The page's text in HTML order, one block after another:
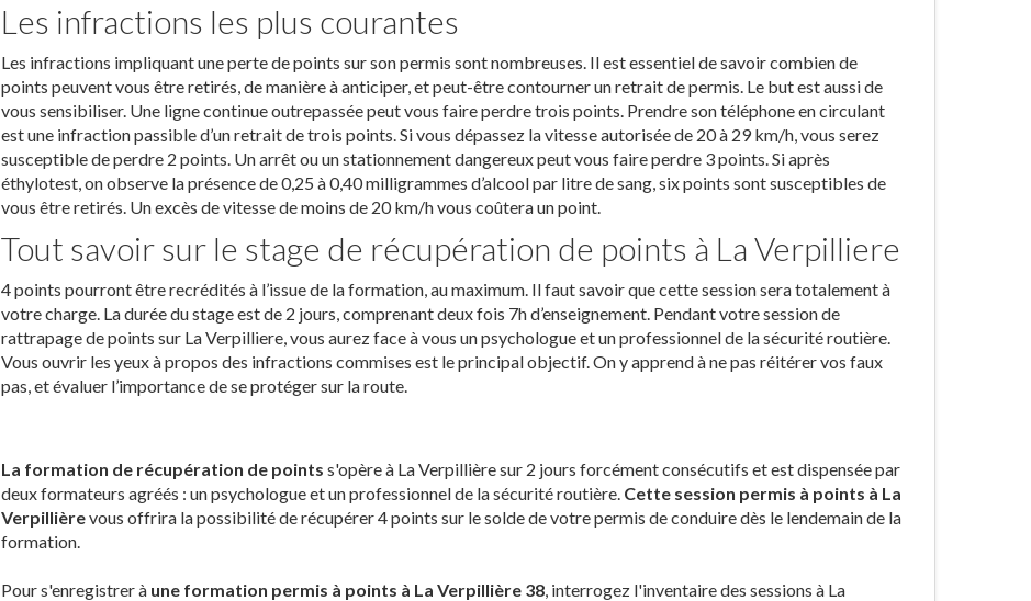
Les infractions les plus courantes
Les infractions impliquant une perte de points sur son permis sont nombreuses. Il est essentiel de savoir combien de
points peuvent vous être retirés, de manière à anticiper, et peut-être contourner un retrait de permis. Le but est aussi de
vous sensibiliser. Une ligne continue outrepassée peut vous faire perdre trois points. Prendre son téléphone en circulant
est une infraction passible d’un retrait de trois points. Si vous dépassez la vitesse autorisée de 20 à 29 km/h, vous serez
susceptible de perdre 2 points. Un arrêt ou un stationnement dangereux peut vous faire perdre 3 points. Si après
éthylotest, on observe la présence de 0,25 à 0,40 milligrammes d’alcool par litre de sang, six points sont susceptibles de
vous être retirés. Un excès de vitesse de moins de 20 km/h vous coûtera un point.
Tout savoir sur le stage de récupération de points à La Verpilliere
4 points pourront être recrédités à l’issue de la formation, au maximum. Il faut savoir que cette session sera totalement à
votre charge. La durée du stage est de 2 jours, comprenant deux fois 7h d’enseignement. Pendant votre session de
rattrapage de points sur La Verpilliere, vous aurez face à vous un psychologue et un professionnel de la sécurité routière.
Vous ouvrir les yeux à propos des infractions commises est le principal objectif. On y apprend à ne pas réitérer vos faux
pas, et évaluer l’importance de se protéger sur la route.
La formation de récupération de points s'opère à La Verpillière sur 2 jours forcément consécutifs et est dispensée par
deux formateurs agréés : un psychologue et un professionnel de la sécurité routière. Cette session permis à points à La
Verpillièrevous offrira la possibilité de récupérer 4 points sur le solde de votre permis de conduire dès le lendemain de la
formation.
Pour s'enregistrer à une formation permis à points à La Verpillière 38, interrogez l'inventaire des sessions à La